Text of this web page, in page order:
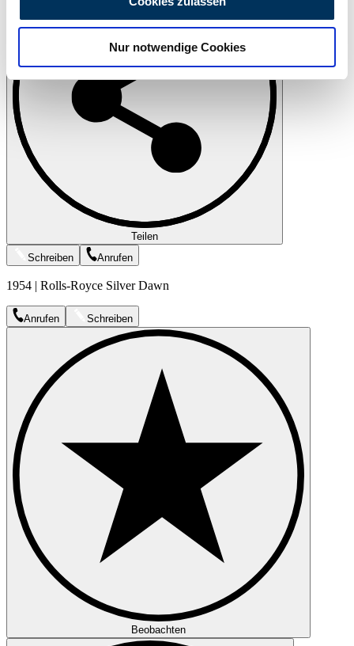
analysieren. Außerdem geben wir Informationen zu Ihrer
Verwendung unserer Website an unsere Partner für
soziale Medien, Werbung und Analysen weiter. Unsere
Partner führen diese Informationen möglicherweise mit
weiteren Daten zusammen, die Sie ihnen bereitgestellt
haben oder die sie im Rahmen Ihrer Nutzung der Dienste
gesammelt haben.
Datenschutzerklärung
Nur notwendige Cookies
Teilen
Schreiben
Anrufen
1954 | Rolls-Royce Silver Dawn
Anrufen Schreiben
Beobachten